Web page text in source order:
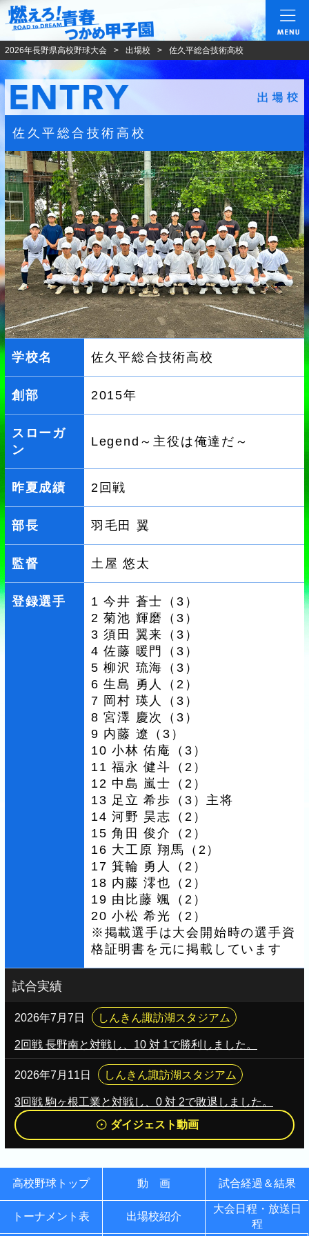
燃えろ!青春 つかめ
2026年長野県高校野球大会 出場校 佐久平総合技術高校
佐久平総合技術高校
学校名 佐久平総合技術高校
創部 2015年
スローガ
ン
Legend～主役は俺達だ～
昨夏成績 2回戦
部長 羽毛田 翼
監督 土屋 悠太
登録選手
1 今井 蒼士（3）
2 菊池 輝磨（3）
3 須田 翼来（3）
4 佐藤 暖門（3）
5 柳沢 琉海（3）
6 生島 勇人（2）
7 岡村 瑛人（3）
8 宮澤 慶次（3）
9 内藤 遼（3）
10 小林 佑庵（3）
11 福永 健斗（2）
12 中島 嵐士（2）
13 足立 希歩（3）主将
14 河野 昊志（2）
15 角田 俊介（2）
16 大工原 翔馬（2）
17 箕輪 勇人（2）
18 内藤 澪也（2）
19 由比藤 颯（2）
20 小松 希光（2）
※掲載選手は大会開始時の選手資
格証明書を元に掲載しています
試合実績
2026年7月7日 しんきん諏訪湖スタジアム
2回戦 長野南と対戦し、10 対 1で勝利しました。
2026年7月11日 しんきん諏訪湖スタジアム
3回戦 駒ヶ根工業と対戦し、0 対 2で敗退しました。
ダイジェスト動画
高校野球トップ 動 画 試合経過＆結果
トーナメント表 出場校紹介
大会日程・放送日
程